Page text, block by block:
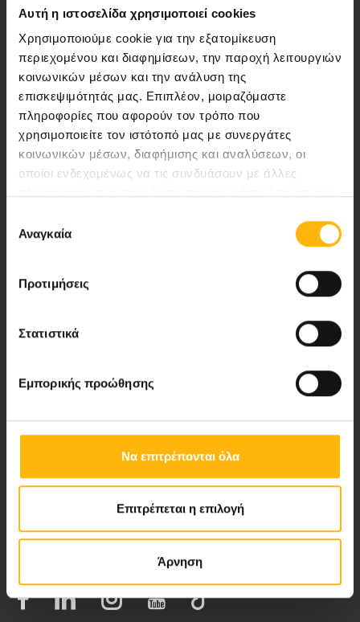
Αυτή η ιστοσελίδα χρησιμοποιεί cookies
Χρησιμοποιούμε cookie για την εξατομίκευση
περιεχομένου και διαφημίσεων, την παροχή λειτουργιών
κοινωνικών μέσων και την ανάλυση της
επισκεψιμότητάς μας. Επιπλέον, μοιραζόμαστε
πληροφορίες που αφορούν τον τρόπο που
χρησιμοποιείτε τον ιστότοπό μας με συνεργάτες
κοινωνικών μέσων, διαφήμισης και αναλύσεων, οι
οποίοι ενδεχομένως να τις συνδυάσουν με άλλες
των υπηρεσιών τους.
συγκατάθεσης
Αναγκαία
Προτιμήσεις
Στατιστικά
Εμπορικής προώθησης
Να επιτρέπονται όλα
Επιτρέπεται η επιλογή
Άρνηση
Περιοχή Ιατρών
Εκδηλώσεις
Λεωφ. Κηφισίας 37-39,
Επικοινωνία
Blog
Video Gallery
My Life Magazine
Medical Directory